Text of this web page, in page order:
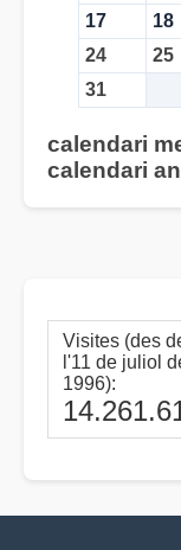
17
18
24
25
31
calendari
calendari
Visites (des
l'11 de juliol
1996):